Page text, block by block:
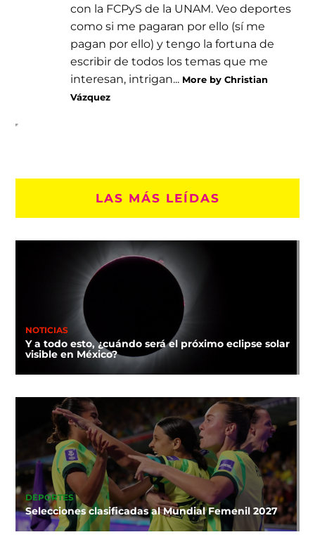
con la FCPyS de la UNAM. Veo deportes
como si me pagaran por ello (sí me
pagan por ello) y tengo la fortuna de
escribir de todos los temas que me
interesan, intrigan... More by Christian
Vázquez
LAS MÁS LEÍDAS
NOTICIAS
Y a todo esto, ¿cuándo será el próximo eclipse solar
visible en México?
DEPORTES
Selecciones clasificadas al Mundial Femenil 2027